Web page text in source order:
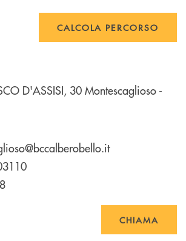
CALCOLA PERCORSO
D'ASSISI, 30 Montescaglioso -
CHIAMA